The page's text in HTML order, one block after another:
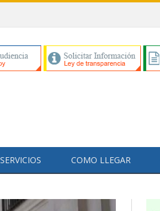
COMO LLEGAR